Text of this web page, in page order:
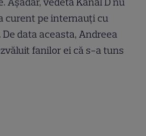
curent pe internauți cu
data aceasta, Andreea
fanilor ei că s-a tuns